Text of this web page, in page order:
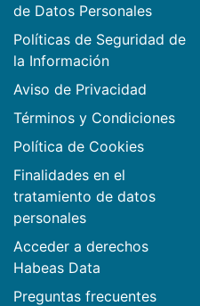
de Datos Personales
Políticas de Seguridad de
la Información
Aviso de Privacidad
Términos y Condiciones
Política de Cookies
Finalidades en el
tratamiento de datos
personales
Acceder a derechos
Habeas Data
Preguntas frecuentes